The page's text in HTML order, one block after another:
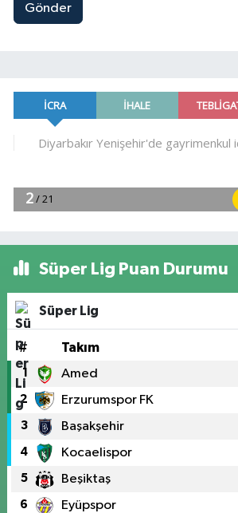
Gönder
Süper Lig Puan Durumu
Süper Lig
# Takım
1 Amed
2 Erzurumspor FK
3 Başakşehir
4 Kocaelispor
5 Beşiktaş
6 Eyüpspor